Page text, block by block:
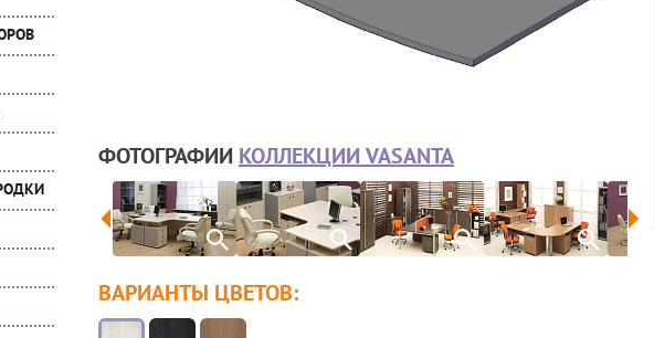
ФОТОГРАФИИ КОЛЛЕКЦИИ VASANTA
ВАРИАНТЫ ЦВЕТОВ: